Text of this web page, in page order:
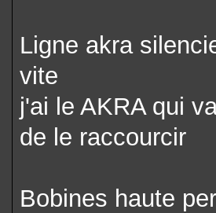
Ligne akra
vite
j'ai le AKRA qui
de le raccourcir
Bobines haute